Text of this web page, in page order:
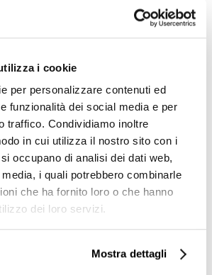
i cookie
per personalizzare contenuti ed
funzionalità dei social media e per
traffico. Condividiamo inoltre
in cui utilizza il nostro sito con i
occupano di analisi dei dati web,
i quali potrebbero combinarle
che ha fornito loro o che hanno
dei loro servizi.
Mostra dettagli